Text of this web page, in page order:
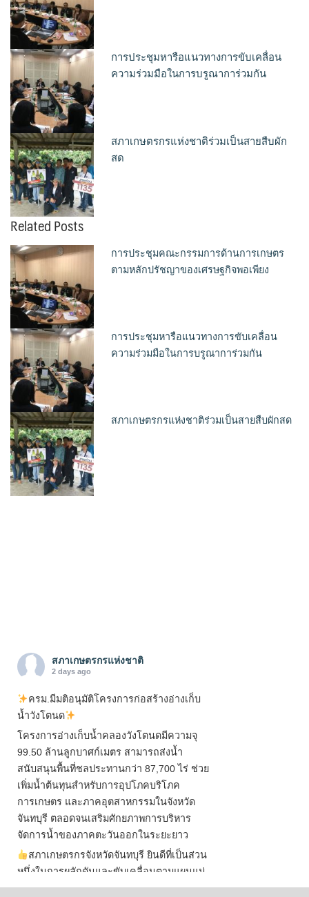
การประชุมหารือแนวทางการขับเคลื่อน
ความร่วมมือในการบรูณาการ่วมกัน
สภาเกษตรกรแห่งชาติร่วมเป็นสายสืบผัก
สด
Related Posts
การประชุมคณะกรรมการด้านการเกษตร
ตามหลักปรัชญาของเศรษฐกิจพอเพียง
การประชุมหารือแนวทางการขับเคลื่อน
ความร่วมมือในการบรูณาการ่วมกัน
สภาเกษตรกรแห่งชาติร่วมเป็นสายสืบผักสด
สภาเกษตรกรแห่งชาติ
2 days ago
ครม.มีมติอนุมัติโครงการก่อสร้างอ่างเก็บ
น้ำวังโตนด
โครงการอ่างเก็บน้ำคลองวังโตนดมีความจุ
99.50 ล้านลูกบาศก์เมตร สามารถส่งน้ำ
สนับสนุนพื้นที่ชลประทานกว่า 87,700 ไร่ ช่วย
เพิ่มน้ำต้นทุนสำหรับการอุปโภคบริโภค
การเกษตร และภาคอุตสาหกรรมในจังหวัด
จันทบุรี ตลอดจนเสริมศักยภาพการบริหาร
จัดการน้ำของภาคตะวันออกในระยะยาว
สภาเกษตรกรจังหวัดจันทบุรี ยินดีที่เป็นส่วน
หนึ่งในการผลักดันและขับเคลื่อนตามแผนแม่
บทเพื่อพั ...See More